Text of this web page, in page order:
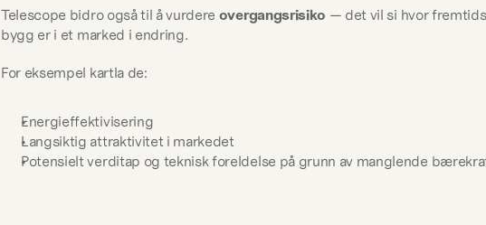
Telescope bidro også til å vurdere overgangsrisiko — det vil si hvor
bygg er i et marked i endring.
For eksempel kartla de:
Energieffektivisering
Langsiktig attraktivitet i markedet
Potensielt verditap og teknisk foreldelse på grunn av manglende